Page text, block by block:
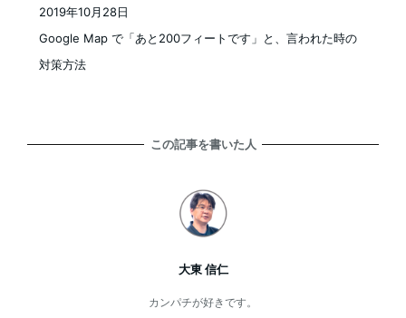
Google Map で「あと200フィートです」と、言われた時の
対策方法
2019年10月28日
この記事を書いた人
大東 信仁
カンパチが好きです。